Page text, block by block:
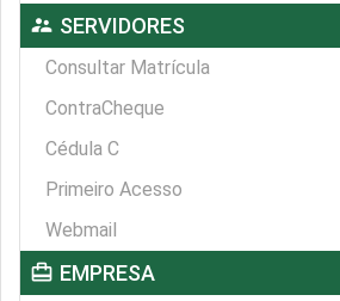
supervisor_account SERVIDORES
Consultar Matrícula
ContraCheque
Cédula C
Primeiro Acesso
Webmail
card_travel EMPRESA